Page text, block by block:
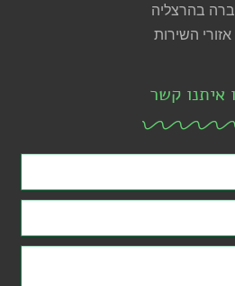
בהרצליה
השירות
איתנו קשר